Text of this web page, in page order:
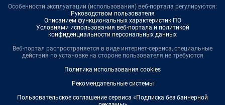
Особенности эксплуатации (использования) веб-портала регулируются:
Руководством пользователя
Описанием функциональных характеристик ПО
Условиями использования веб-портала и политикой
конфиденциальности персональных данных
Веб-портал распространяется в виде интернет-сервиса, специальные
действия по установке на стороне пользователя не требуются
Политика использования cookies
Рекомендательные системы
Пользовательское соглашение сервиса «Подписка без баннерной